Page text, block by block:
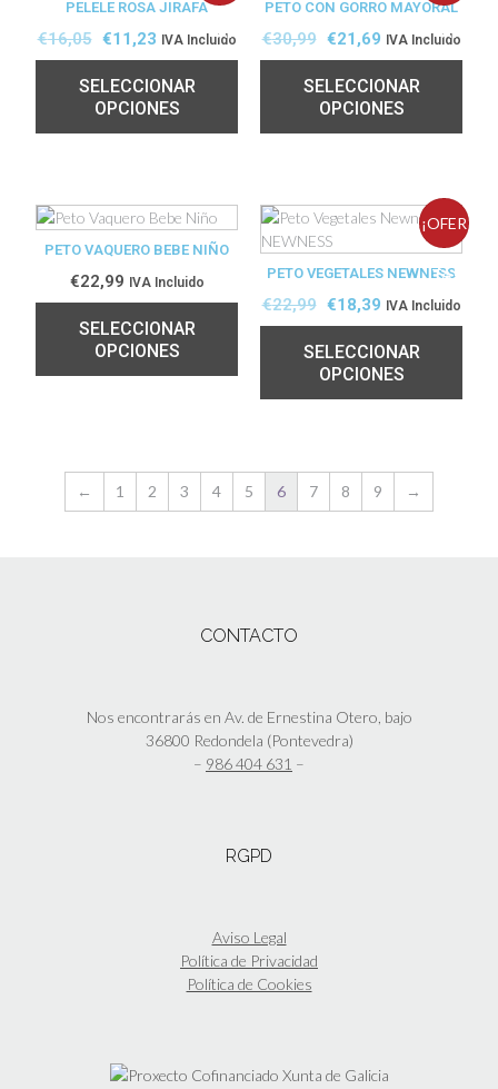
TA!
PELELE ROSA JIRAFA
€16,05 €11,23 IVA Incluido
SELECCIONAR
OPCIONES
TA!
PETO CON GORRO MAYORAL
€30,99 €21,69 IVA Incluido
SELECCIONAR
OPCIONES
PETO VAQUERO BEBE NIÑO
€22,99 IVA Incluido
SELECCIONAR
OPCIONES
¡OFER
TA!
PETO VEGETALES NEWNESS
€22,99 €18,39 IVA Incluido
SELECCIONAR
OPCIONES
← 1 2 3 4 5 6 7 8 9 →
CONTACTO
Nos encontrarás en Av. de Ernestina Otero, bajo
36800 Redondela (Pontevedra)
– 986 404 631 –
RGPD
Aviso Legal
Política de Privacidad
Política de Cookies